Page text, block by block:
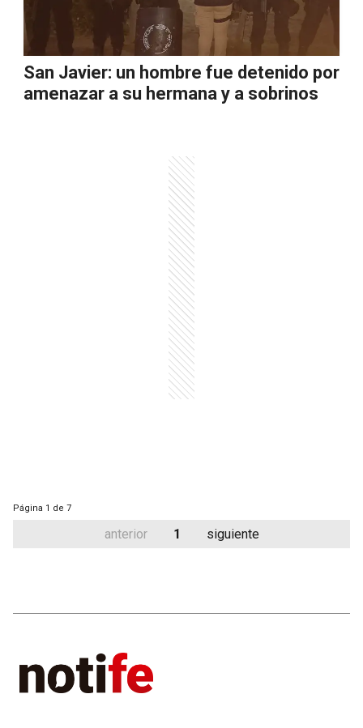
San Javier: un hombre fue detenido por
amenazar a su hermana y a sobrinos
Página 1 de 7
anterior 1 siguiente